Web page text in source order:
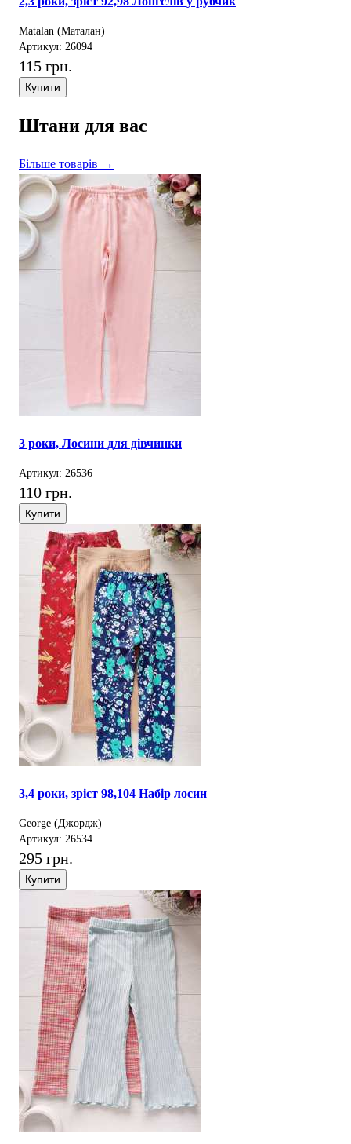
Matalan (Маталан)
Артикул: 26094
115 грн.
Купити
Штани для вас
Більше товарів →
3 роки, Лосини для дівчинки
Артикул: 26536
110 грн.
Купити
3,4 роки, зріст 98,104 Набір лосин
George (Джордж)
Артикул: 26534
295 грн.
Купити